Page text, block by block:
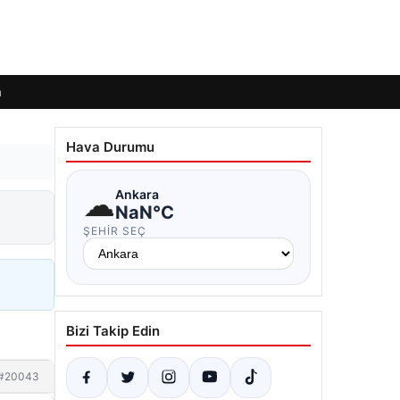
Hava Durumu
☁Ankara
NaN°C
ŞEHIR SEÇ
Bizi Takip Edin